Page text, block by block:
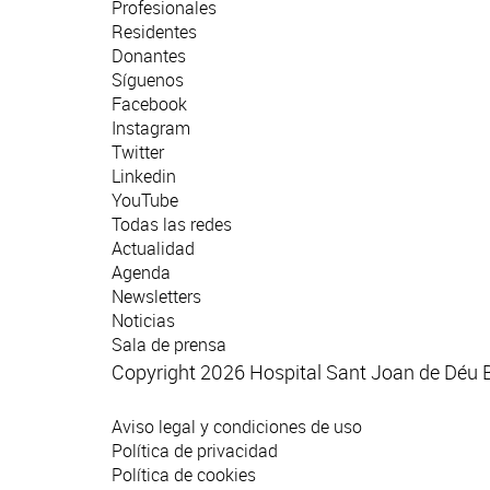
Profesionales
Residentes
Donantes
Síguenos
Facebook
Instagram
Twitter
Linkedin
YouTube
Todas las redes
Actualidad
Agenda
Newsletters
Noticias
Sala de prensa
Copyright 2026 Hospital Sant Joan de Déu
Aviso legal y condiciones de uso
Política de privacidad
Política de cookies